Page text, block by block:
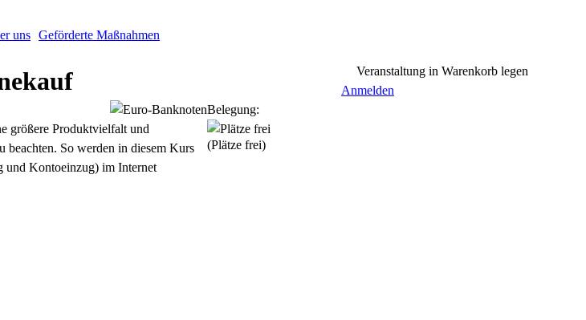
uns Geförderte Maßnahmen
größere Produktvielfalt und
beachten. So werden in diesem Kurs
und Kontoeinzug) im Internet
Veranstaltung in Warenkorb legen
Anmelden
Belegung:
(Plätze frei)